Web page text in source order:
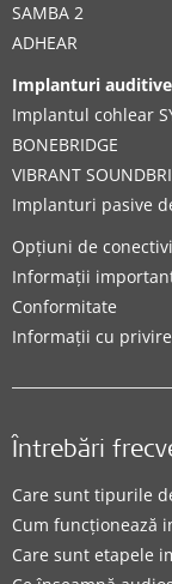
SAMBA 2
ADHEAR
Implanturi auditive
Implantul cohlear
BONEBRIDGE
VIBRANT
Implanturi pasive
Opțiuni de
Informații
Conformitate
Informații cu
Întrebări
Care sunt tipurile
Cum funcționează
Care sunt etapele